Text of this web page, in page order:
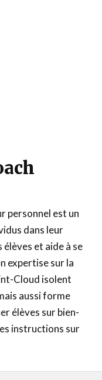
personnel est un
dans leur
et aide à se
expertise sur la
Cloud isolent
aussi forme
élèves sur bien-
instructions sur